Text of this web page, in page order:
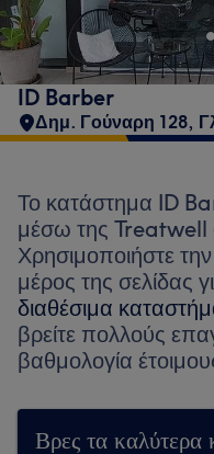
ID Barber
Δημ. Γούναρη 128,
Το κατάστημα ID
μέσω της Treatwell
Χρησιμοποιήστε
μέρος της σελίδας
διαθέσιμα
βρείτε πολλούς
βαθμολογία
Βρες τα καλύτερα